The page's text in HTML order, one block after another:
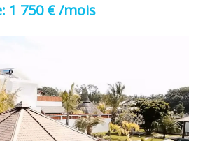
1 750 € /mois